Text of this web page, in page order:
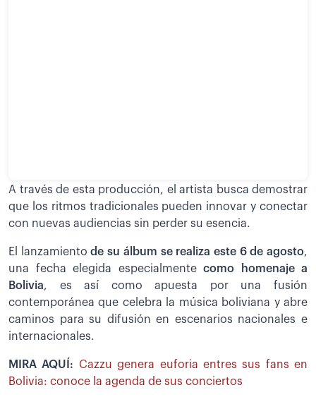
A través de esta producción, el artista busca demostrar
que los ritmos tradicionales pueden innovar y conectar
con nuevas audiencias sin perder su esencia.
El lanzamientode su álbum se realiza este 6 de agosto,
una fecha elegida especialmente como homenaje a
Bolivia, es así como apuesta por una fusión
contemporánea que celebra la música boliviana y abre
caminos para su difusión en escenarios nacionales e
internacionales.
MIRA AQUÍ: Cazzu genera euforia entres sus fans en
Bolivia: conoce la agenda de sus conciertos